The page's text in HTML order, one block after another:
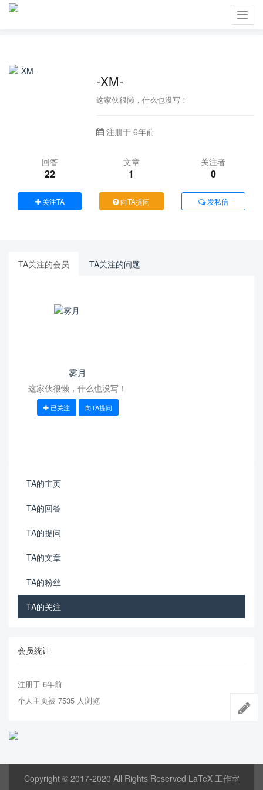
-XM-
这家伙很懒，什么也没写！
注册于 6年前
回答
22
文章
1
关注者
0
关注TA 向TA提问 发私信
TA关注的会员 TA关注的问题
雾月
这家伙很懒，什么也没写！
已关注 向TA提问
TA的主页
TA的回答
TA的提问
TA的文章
TA的粉丝
TA的关注
会员统计
注册于 6年前
个人主页被 7535 人浏览
Copyright © 2017-2020 All Rights Reserved LaTeX 工作室